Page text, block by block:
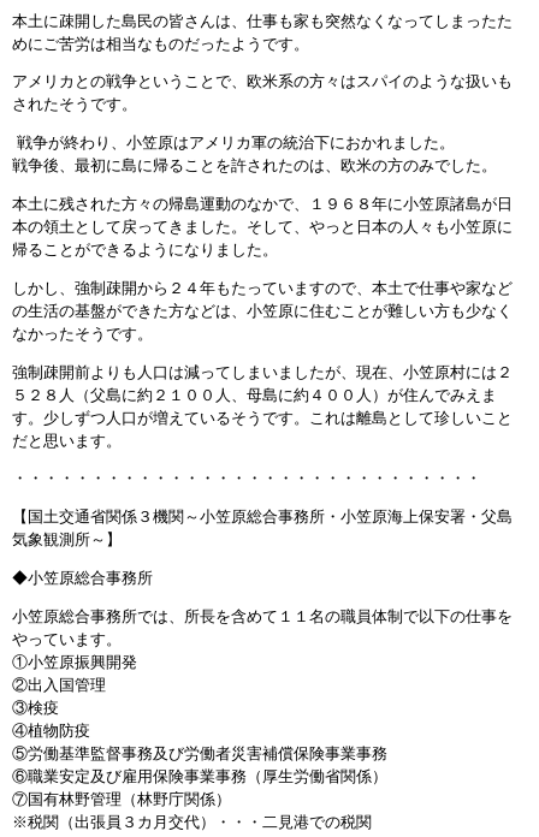
本土に疎開した島民の皆さんは、仕事も家も突然なくなってしまったた
めにご苦労は相当なものだったようです。
アメリカとの戦争ということで、欧米系の方々はスパイのような扱いも
されたそうです。
戦争が終わり、小笠原はアメリカ軍の統治下におかれました。
戦争後、最初に島に帰ることを許されたのは、欧米の方のみでした。
本土に残された方々の帰島運動のなかで、１９６８年に小笠原諸島が日
本の領土として戻ってきました。そして、やっと日本の人々も小笠原に
帰ることができるようになりました。
しかし、強制疎開から２４年もたっていますので、本土で仕事や家など
の生活の基盤ができた方などは、小笠原に住むことが難しい方も少なく
なかったそうです。
強制疎開前よりも人口は減ってしまいましたが、現在、小笠原村には２
５２８人（父島に約２１００人、母島に約４００人）が住んでみえま
す。少しずつ人口が増えているそうです。これは離島として珍しいこと
だと思います。
・・・・・・・・・・・・・・・・・・・・・・・・・・・・・・
【国土交通省関係３機関～小笠原総合事務所・小笠原海上保安署・父島
気象観測所～】
◆小笠原総合事務所
小笠原総合事務所では、所長を含めて１１名の職員体制で以下の仕事を
やっています。
①小笠原振興開発
②出入国管理
③検疫
④植物防疫
⑤労働基準監督事務及び労働者災害補償保険事業事務
⑥職業安定及び雇用保険事業事務（厚生労働省関係）
⑦国有林野管理（林野庁関係）
※税関（出張員３カ月交代）・・・二見港での税関